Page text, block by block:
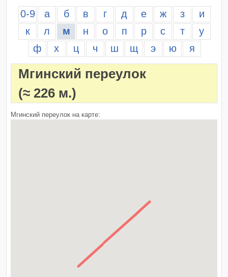
0-9 а б в г д е ж з
и
к
л м н о п р с т
у
ф
х ц ч ш щ э ю я
Мгинский переулок
(≈ 226 м.)
Мгинский переулок на карте: